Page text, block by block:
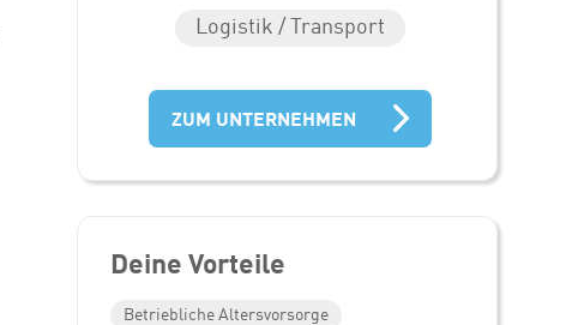
Logistik / Transport
ZUM UNTERNEHMEN
Deine Vorteile
Betriebliche Altersvorsorge